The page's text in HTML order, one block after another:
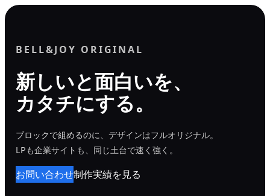
内
BELL&JOY ORIGINAL
新しいと面白いを、
カタチにする。
ブロックで組めるのに、デザインはフルオリジナル。
LPも企業サイトも、同じ土台で速く強く。
お問い合わせ制作実績を見る